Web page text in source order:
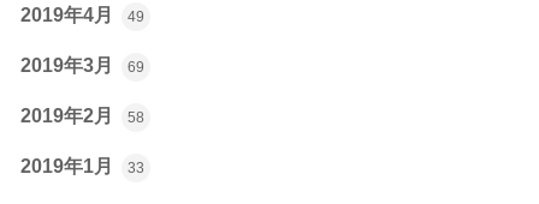
2019年4月 49
2019年3月 69
2019年2月 58
2019年1月 33